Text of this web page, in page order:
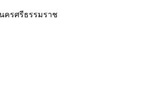
ครศรีธรรมราช